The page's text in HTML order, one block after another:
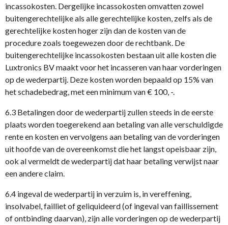
incassokosten. Dergelijke incassokosten omvatten zowel
buitengerechtelijke als alle gerechtelijke kosten, zelfs als de
gerechtelijke kosten hoger zijn dan de kosten van de
procedure zoals toegewezen door de rechtbank. De
buitengerechtelijke incassokosten bestaan uit alle kosten die
Luxtronics BV maakt voor het incasseren van haar vorderingen
op de wederpartij. Deze kosten worden bepaald op 15% van
het schadebedrag, met een minimum van € 100, -.
6.3 Betalingen door de wederpartij zullen steeds in de eerste
plaats worden toegerekend aan betaling van alle verschuldigde
rente en kosten en vervolgens aan betaling van de vorderingen
uit hoofde van de overeenkomst die het langst opeisbaar zijn,
ook al vermeldt de wederpartij dat haar betaling verwijst naar
een andere claim.
6.4 ingeval de wederpartij in verzuim is, in vereffening,
insolvabel, failliet of geliquideerd (of ingeval van faillissement
of ontbinding daarvan), zijn alle vorderingen op de wederpartij